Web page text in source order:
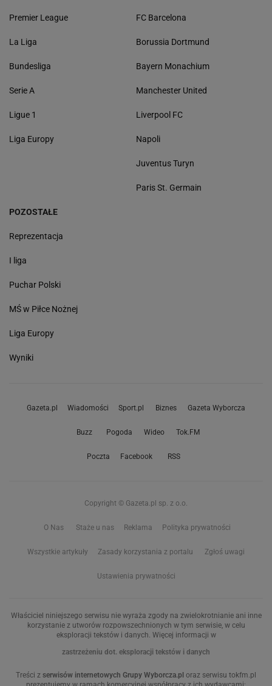
Premier League
La Liga
Bundesliga
Serie A
Ligue 1
Liga Europy
FC Barcelona
Borussia Dortmund
Bayern Monachium
Manchester United
Liverpool FC
Napoli
Juventus Turyn
Paris St. Germain
POZOSTAŁE
Reprezentacja
I liga
Puchar Polski
MŚ w Piłce Nożnej
Liga Europy
Wyniki
Gazeta.pl Wiadomości Sport.pl Biznes Gazeta Wyborcza
Buzz Pogoda Wideo Tok.FM
Poczta Facebook RSS
Copyright © Gazeta.pl sp. z o.o.
O Nas Staże u nas Reklama Polityka prywatności
Wszystkie artykuły Zasady korzystania z portalu Zgłoś uwagi
Ustawienia prywatności
Właściciel niniejszego serwisu nie wyraża zgody na zwielokrotnianie ani inne
korzystanie z utworów rozpowszechnionych w tym serwisie, w celu
eksploracji tekstów i danych. Więcej informacji w
zastrzeżeniu dot. eksploracji tekstów i danych
Treści z serwisów internetowych Grupy Wyborcza.pl oraz serwisu tokfm.pl